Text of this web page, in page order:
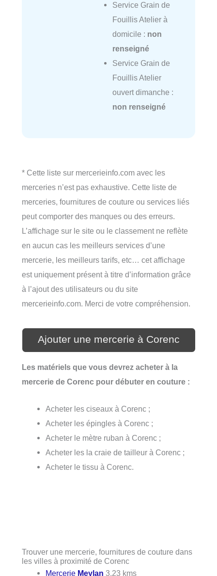
Service Grain de
Fouillis Atelier à
domicile : non
renseigné
Service Grain de
Fouillis Atelier
ouvert dimanche :
non renseigné
* Cette liste sur mercerieinfo.com avec les
merceries n’est pas exhaustive. Cette liste de
merceries, fournitures de couture ou services liés
peut comporter des manques ou des erreurs.
L’affichage sur le site ou le classement ne reflète
en aucun cas les meilleurs services d’une
mercerie, les meilleurs tarifs, etc… cet affichage
est uniquement présent à titre d’information grâce
à l’ajout des utilisateurs ou du site
mercerieinfo.com. Merci de votre compréhension.
Ajouter une mercerie à Corenc
Les matériels que vous devrez acheter à la
mercerie de Corenc pour débuter en couture :
Acheter les ciseaux à Corenc ;
Acheter les épingles à Corenc ;
Acheter le mètre ruban à Corenc ;
Acheter les la craie de tailleur à Corenc ;
Acheter le tissu à Corenc.
Trouver une mercerie, fournitures de couture dans
les villes à proximité de Corenc
Mercerie Meylan 3.23 kms